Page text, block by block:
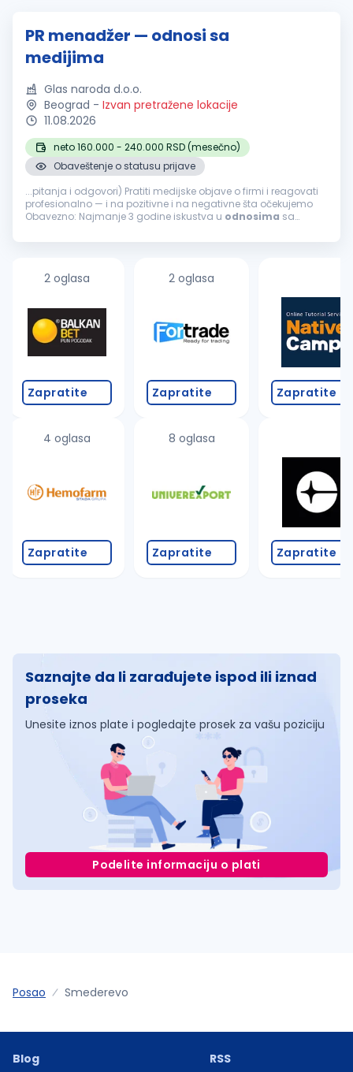
PR menadžer — odnosi sa
medijima
Glas naroda d.o.o.
Beograd - Izvan pretražene lokacije
11.08.2026
neto 160.000 - 240.000 RSD (mesečno)
Obaveštenje o statusu prijave
...pitanja i odgovori) Pratiti medijske objave o firmi i reagovati
profesionalno — i na pozitivne i na negativne šta očekujemo
Obavezno: Najmanje 3 godine iskustva u odnosima sa
Odlično pisanje...
2 oglasa
Zapratite
4 oglasa
Zapratite
2 oglasa
Zapratite
8 oglasa
Zapratite
Zapratite
Zapratite
Saznajte da li zarađujete ispod ili iznad
proseka
Unesite iznos plate i pogledajte prosek za vašu poziciju
Podelite informaciju o plati
Posao Smederevo
Blog
RSS